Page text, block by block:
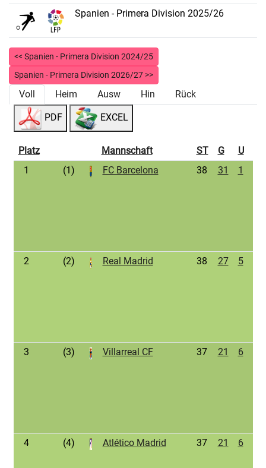
Spanien - Primera Division 2025/26
<< Spanien - Primera Division 2024/25
Spanien - Primera Division 2026/27 >>
Voll Heim Ausw Hin Rück
PDF EXCEL
Platz Mannschaft ST G U
1
(1) FC Barcelona 38 31 1
2 (2) Real Madrid 38 27 5
3 (3) Villarreal CF 37 21 6
4 (4) Atlético Madrid 37 21 6